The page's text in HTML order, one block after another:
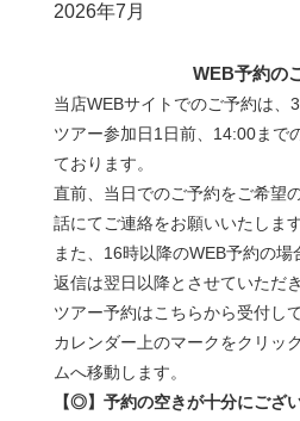
WEB予約の
当店WEBサイトでのご予約は、
ツアー参加日1日前、14:00まで
ております。
直前、当日でのご予約をご希望
話にてご連絡をお願いいたします
また、16時以降のWEB予約の
返信は翌日以降とさせていただき
ツアー予約はこちらから受付し
カレンダー上のマークをクリッ
ムへ移動します。
【◎】予約の空きが十分にござ
2026年7月